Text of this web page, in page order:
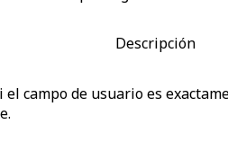
Descripción
el campo de usuario es